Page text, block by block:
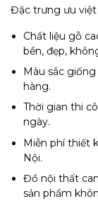
Đặc trưng ưu việt
Chất liệu gỗ
bền, đẹp,
Màu sắc
hàng.
Thời gian thi
ngày.
Miễn phí thiết
Nội.
Đồ nội thất
sản phẩm